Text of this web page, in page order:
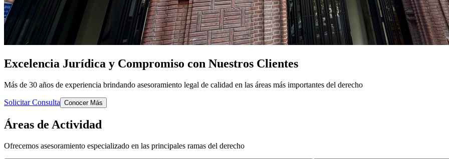
Excelencia Jurídica y Compromiso con Nuestros Clientes
Más de 30 años de experiencia brindando asesoramiento legal de calidad en las áreas más importantes del derecho
Solicitar Consulta Conocer Más
Áreas de Actividad
Ofrecemos asesoramiento especializado en las principales ramas del derecho